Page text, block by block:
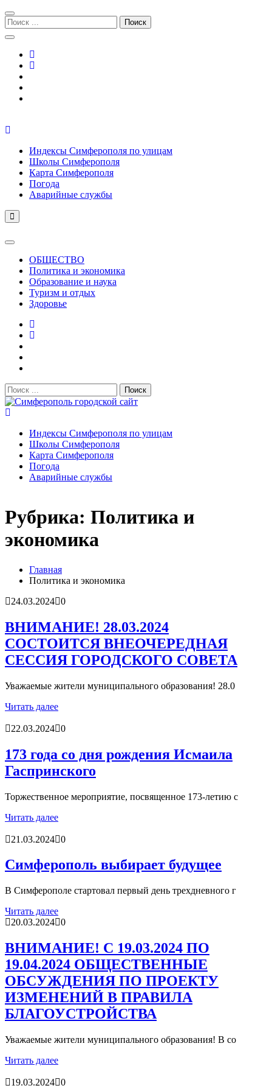
Перейти
к
навигации
Перейти
к
содержимому
Поиск:
Индексы Симферополя по улицам
Школы Симферополя
Карта Симферополя
Погода
Аварийные службы
ОБЩЕСТВО
Политика и экономика
Образование и наука
Туризм и отдых
Здоровье
Поиск:
Индексы Симферополя по улицам
Школы Симферополя
Карта Симферополя
Погода
Аварийные службы
После атаки БПЛА на поезд Москва–Симферополь в
Крыму эвакуировали всех пассажиро...
Услуги дератизации в Симферополе и Крыму — цены,
средства на программу социальн...
Более 25 тысяч «квадратов» преобразятся в ближайшее
время...
В Симферополе очищают реку Салгир: работы ведутся
Рубрика: Политика и
экономика
Главная
Политика и экономика
24.03.2024 0
ВНИМАНИЕ! 28.03.2024
СОСТОИТСЯ ВНЕОЧЕРЕДНАЯ
СЕССИЯ ГОРОДСКОГО СОВЕТА
Уважаемые жители муниципального образования! 28.0
Читать далее
22.03.2024 0
173 года со дня рождения Исмаила
Гаспринского
Торжественное мероприятие, посвященное 173-летию с
Читать далее
21.03.2024 0
Симферополь выбирает будущее
В Симферополе стартовал первый день трехдневного г
Читать далее
20.03.2024 0
ВНИМАНИЕ! С 19.03.2024 ПО
19.04.2024 ОБЩЕСТВЕННЫЕ
ОБСУЖДЕНИЯ ПО ПРОЕКТУ
ИЗМЕНЕНИЙ В ПРАВИЛА
БЛАГОУСТРОЙСТВА
Уважаемые жители муниципального образования! В со
Читать далее
19.03.2024 0